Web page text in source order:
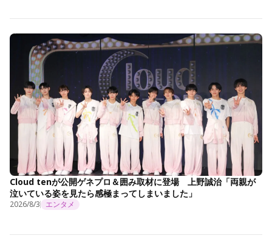
Cloud tenが公開ゲネプロ＆囲み取材に登場 上野誠治「両親が
泣いている姿を見たら感極まってしまいました」
2026/8/3 エンタメ